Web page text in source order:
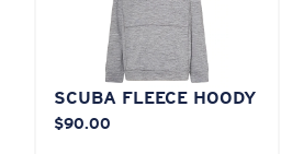
SCUBA FLEECE HOODY
$90.00